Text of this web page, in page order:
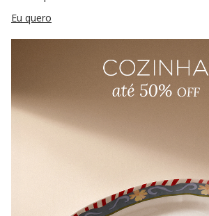
Eu quero